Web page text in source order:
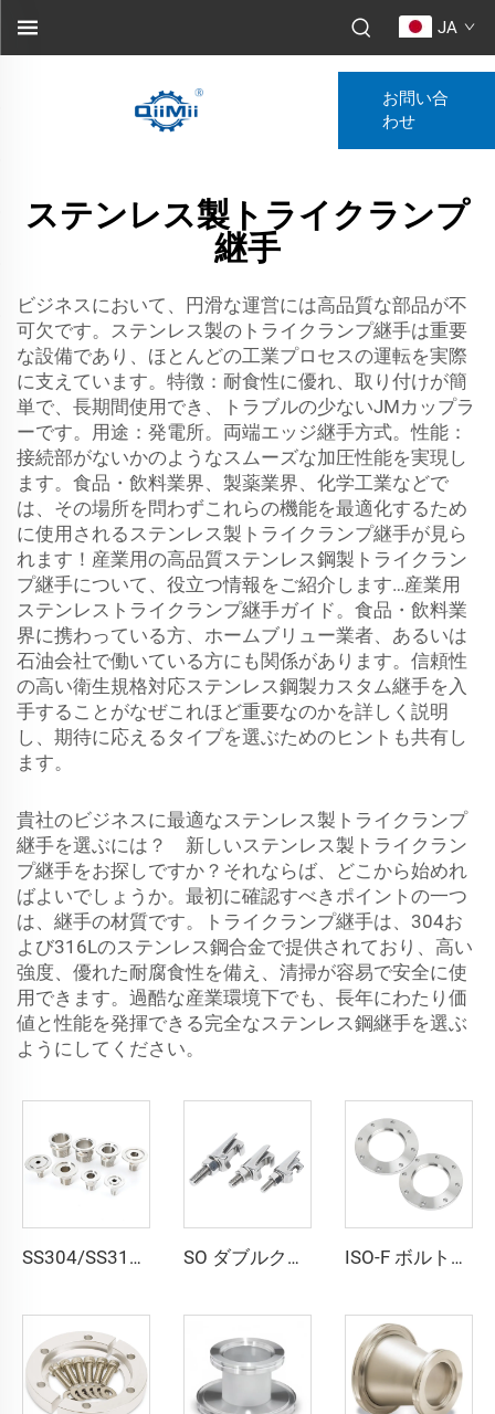
JA
お問い合
わせ
ステンレス製トライクランプ
継手
ビジネスにおいて、円滑な運営には高品質な部品が不
可欠です。ステンレス製のトライクランプ継手は重要
な設備であり、ほとんどの工業プロセスの運転を実際
に支えています。特徴：耐食性に優れ、取り付けが簡
単で、長期間使用でき、トラブルの少ないJMカップラ
ーです。用途：発電所。両端エッジ継手方式。性能：
接続部がないかのようなスムーズな加圧性能を実現し
ます。食品・飲料業界、製薬業界、化学工業などで
は、その場所を問わずこれらの機能を最適化するため
に使用されるステンレス製トライクランプ継手が見ら
れます！産業用の高品質ステンレス鋼製トライクラン
プ継手について、役立つ情報をご紹介します…産業用
ステンレストライクランプ継手ガイド。食品・飲料業
界に携わっている方、ホームブリュー業者、あるいは
石油会社で働いている方にも関係があります。信頼性
の高い衛生規格対応ステンレス鋼製カスタム継手を入
手することがなぜこれほど重要なのかを詳しく説明
し、期待に応えるタイプを選ぶためのヒントも共有し
ます。
貴社のビジネスに最適なステンレス製トライクランプ
継手を選ぶには？ 新しいステンレス製トライクラン
プ継手をお探しですか？それならば、どこから始めれ
ばよいでしょうか。最初に確認すべきポイントの一つ
は、継手の材質です。トライクランプ継手は、304お
よび316Lのステンレス鋼合金で提供されており、高い
強度、優れた耐腐食性を備え、清掃が容易で安全に使
用できます。過酷な産業環境下でも、長年にわたり価
値と性能を発揮できる完全なステンレス鋼継手を選ぶ
ようにしてください。
SS304/SS316L 真空用ヘキサプチング メスアダプタ PT/NPTネジ KF16-KF50x1/8"-2" ステンレス鋼フランジ メスアダプタ 半導体用 SO ダブルクラウクランプ SS304 フランジM8/M10/M12/M12*95 低圧用ステンレス鋼バキュームパイプ継手 ISO-F ボルト付きボア加工済みフランジ ISO63-ISO500 ステンレス鋼真空ブランクフランジ SS304 SS316L CNC加工 真空継手 半導体用